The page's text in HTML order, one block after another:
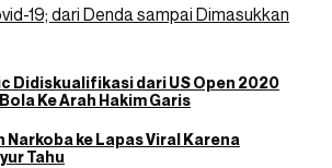
19; dari Denda sampai Dimasukkan
Didiskualifikasi dari US Open 2020
Ke Arah Hakim Garis
Narkoba ke Lapas Viral Karena
Tahu